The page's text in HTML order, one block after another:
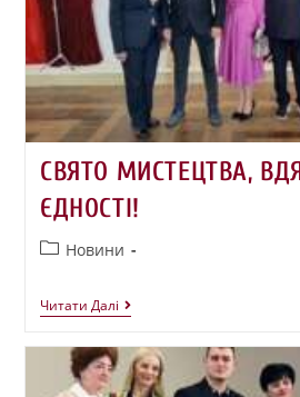
СВЯТО МИСТЕЦТВА,
ЄДНОСТІ!
Новини
Читати Далі